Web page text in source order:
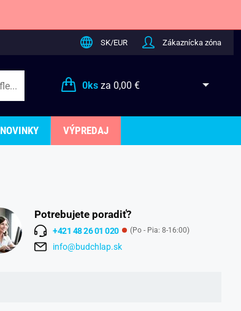
SK/EUR Zákaznícka zóna
0ksza 0,00 €
NOVINKY VÝPREDAJ
Potrebujete poradiť?
+421 48 26 01 020 (Po - Pia: 8-16:00)
info@budchlap.sk